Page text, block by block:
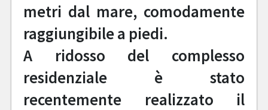
metri dal mare, comodamente
raggiungibile a piedi.
A ridosso del complesso
residenziale è stato
recentemente realizzato il